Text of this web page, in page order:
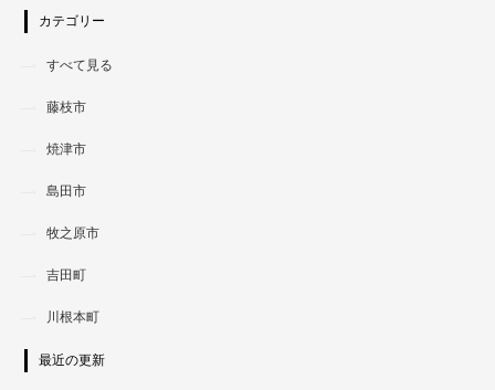
カテゴリー
すべて見る
藤枝市
焼津市
島田市
牧之原市
吉田町
川根本町
最近の更新